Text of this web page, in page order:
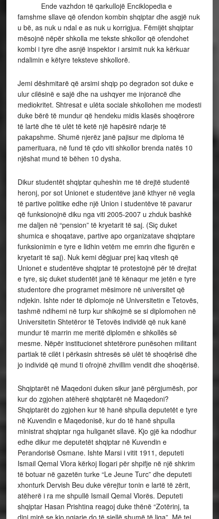
Ende vazhdon të qarkullojë Enciklopedia e
famshme sllave që ofendon kombin shqiptar dhe asgjë nuk
u bë, as nuk u ndal e as nuk u korrigjua. Fëmijët shqiptar
mësojnë nëpër shkolla me tekste shkollor që ofendohet
kombi i tyre dhe asnjë inspektor i arsimit nuk ka kërkuar
ndalimin e këtyre teksteve shkollorë.
Jemi dëshmitarë që arsimi shqip po degradon sot duke e
ulur cilësinë e sajë dhe na ushqyer me injorancë dhe
mediokritet. Shtresat e ulëta sociale shkollohen me modesti
duke bërë të mundur që hendeku midis klasës shoqërore
të lartë dhe të ulët të ketë një hapësirë ndarje të
pakapshme. Shumë njerëz janë pajisur me diploma të
pamerituara, në fund të çdo viti shkollor brenda natës 10
njëshat mund të bëhen 10 dysha.
Dikur studentët shqiptar quheshin me të drejtë studentë
heronj, por sot Unionet e studentëve janë kthyer në vegla
të partive politike edhe një Union i studentëve të pavarur
që funksionojnë diku nga viti 2005-2007 u zhduk bashkë
me daljen në “pension” të kryetarit të saj. (Siç duket
shumica e shoqatave, partive apo organizatave shqiptare
funksionimin e tyre e lidhin vetëm me emrin dhe figurën e
kryetarit të saj). Nuk kemi dëgjuar prej kaq vitesh që
Unionet e studentëve shqiptar të protestojnë për të drejtat
e tyre, siç duket studentët janë të kënaqur me jetën e tyre
studentore dhe programet mësimore në universitet që
ndjekin. Ishte nder të diplomoje në Universitetin e Tetovës,
tashmë ndihemi në turp kur shikojmë se si diplomohen në
Universitetin Shtetëror të Tetovës individë që nuk kanë
mundur të marrin me meritë diplomën e shkollës së
mesme. Nëpër institucionet shtetërore punësohen militant
partiak të cilët i përkasin shtresës së ulët të shoqërisë dhe
jo individë që mund ti ofrojnë zhvillim vendit dhe shoqërisë.
Shqiptarët në Maqedoni duken sikur janë përgjumësh, por
kur do zgjohen atëherë shqiptarët në Maqedoni?
Shqiptarët do zgjohen kur të hanë shpulla deputetët e tyre
në Kuvendin e Maqedonisë, kur do të hanë shpulla
ministrat shqiptar nga huliganët sllavë. Kjo gjë ka ndodhur
edhe dikur me deputetët shqiptar në Kuvendin e
Perandorisë Osmane. Ishte Marsi i vitit 1911, deputeti
Ismail Qemal Vlora kërkoj llogari për shpifje në një shkrim
të botuar në gazetën turke “Le Jeune Turc” dhe deputeti
xhonturk Dervish Beu duke vërejtur tonin e lartë të zërit,
atëherë i ra me shpullë Ismail Qemal Vlorës. Deputeti
shqiptar Hasan Prishtina reagoj duke thënë “Zotërinj, ta
dini mirë se kjo ngjarje do të sjellë shumë të liga”. Më tej